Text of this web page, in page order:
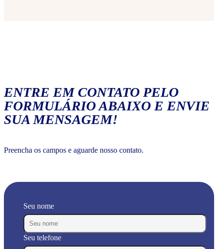
ENTRE EM CONTATO PELO
FORMULÁRIO ABAIXO E ENVIE
SUA MENSAGEM!
Preencha os campos e aguarde nosso contato.
Seu nome
Seu telefone